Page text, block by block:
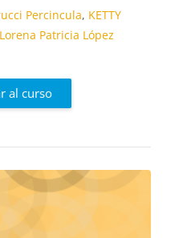
Percincula, KETTY
Lorena Patricia López
al curso